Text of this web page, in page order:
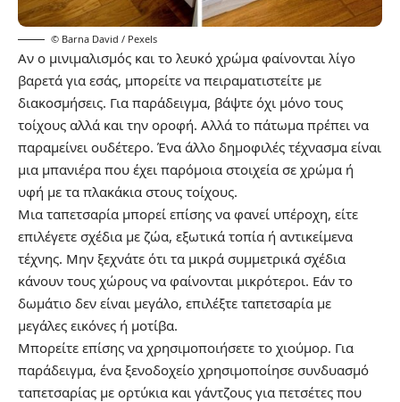
© Barna David / Pexels
Αν ο μινιμαλισμός και το λευκό χρώμα φαίνονται λίγο
βαρετά για εσάς, μπορείτε να πειραματιστείτε με
διακοσμήσεις. Για παράδειγμα, βάψτε όχι μόνο τους
τοίχους αλλά και την οροφή. Αλλά το πάτωμα πρέπει να
παραμείνει ουδέτερο. Ένα άλλο δημοφιλές τέχνασμα είναι
μια μπανιέρα που έχει παρόμοια στοιχεία σε χρώμα ή
υφή με τα πλακάκια στους τοίχους.
Μια ταπετσαρία μπορεί επίσης να φανεί υπέροχη, είτε
επιλέγετε σχέδια με ζώα, εξωτικά τοπία ή αντικείμενα
τέχνης. Μην ξεχνάτε ότι τα μικρά συμμετρικά σχέδια
κάνουν τους χώρους να φαίνονται μικρότεροι. Εάν το
δωμάτιο δεν είναι μεγάλο, επιλέξτε ταπετσαρία με
μεγάλες εικόνες ή μοτίβα.
Μπορείτε επίσης να χρησιμοποιήσετε το χιούμορ. Για
παράδειγμα, ένα ξενοδοχείο χρησιμοποίησε συνδυασμό
ταπετσαρίας με ορτύκια και γάντζους για πετσέτες που